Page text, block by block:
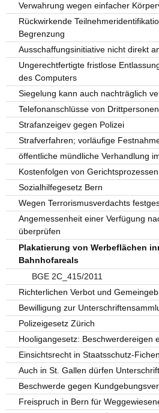
Verwahrung wegen einfacher
Rückwirkende
Begrenzung
Ausschaffungsinitiative nicht direkt
Ungerechtfertigte fristlose
des Computers
Siegelung kann auch nachträglich
Telefonanschlüsse von
Strafanzeigev gegen Polizei
Strafverfahren; vorläufige
öffentliche mündliche Verhandlung
Kostenfolgen von Gerichtsprozessen
Sozialhilfegesetz Bern
Wegen Terrorismusverdachts
Angemessenheit einer Verfügung
überprüfen
Plakatierung von Werbeflächen
Bahnhofareals
BGE 2C_415/2011
Richterlichen Verbot und
Bewilligung zur
Polizeigesetz Zürich
Hooligangesetz: Beschwerdereigen
Einsichtsrecht in Staatsschutz-Fichen
Auch in St. Gallen dürfen
Beschwerde gegen
Freispruch in Bern für